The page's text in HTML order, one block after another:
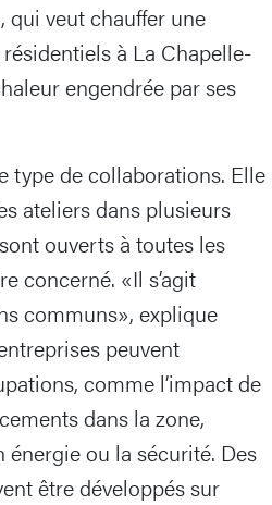
qui veut chauffer une
à La Chapelle-
engendrée par ses
type de collaborations. Elle
ateliers dans plusieurs
ouverts à toutes les
concerné. «Il s’agit
communs», explique
peuvent
comme l’impact de
dans la zone,
énergie ou la sécurité. Des
être développés sur